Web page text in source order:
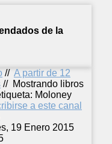
de la
// A partir de 12
// Mostrando libros
Moloney
a este canal
19 Enero 2015